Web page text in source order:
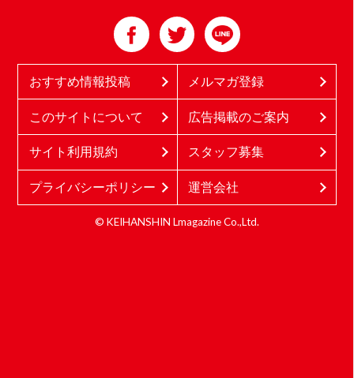
おすすめ情報投稿 メルマガ登録
このサイトについて 広告掲載のご案内
サイト利用規約 スタッフ募集
プライバシーポリシー 運営会社
© KEIHANSHIN Lmagazine Co.,Ltd.